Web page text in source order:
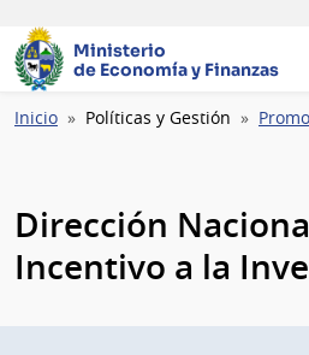
Ministerio
de Economía y Finanzas
Ruta
Inicio Políticas y Gestión
Dirección
Incentivo a la